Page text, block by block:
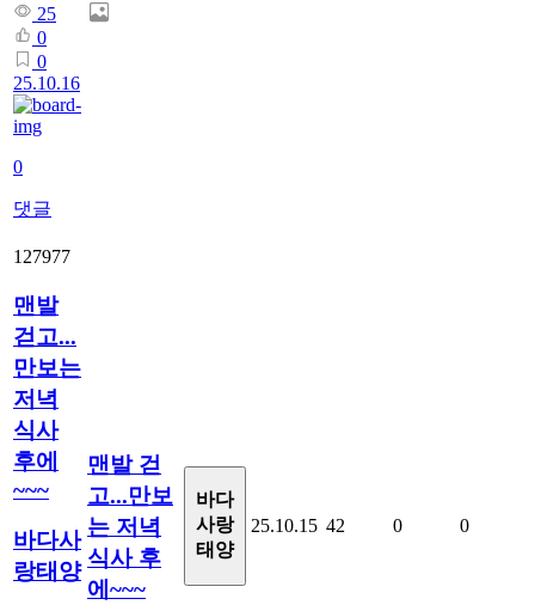
25
0
0
25.10.16
0
댓글
127977
맨발
걷고...
만보는
저녁
식사
후에
~~~
바다사
랑태양
맨발 걷
고...만보
는 저녁
식사 후
에~~~
바다
사랑
태양
25.10.15 42 0 0